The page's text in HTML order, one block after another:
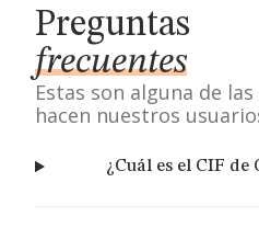
Preguntas
frecuentes
Estas son alguna de
hacen nuestros
¿Cuál es el CIF de